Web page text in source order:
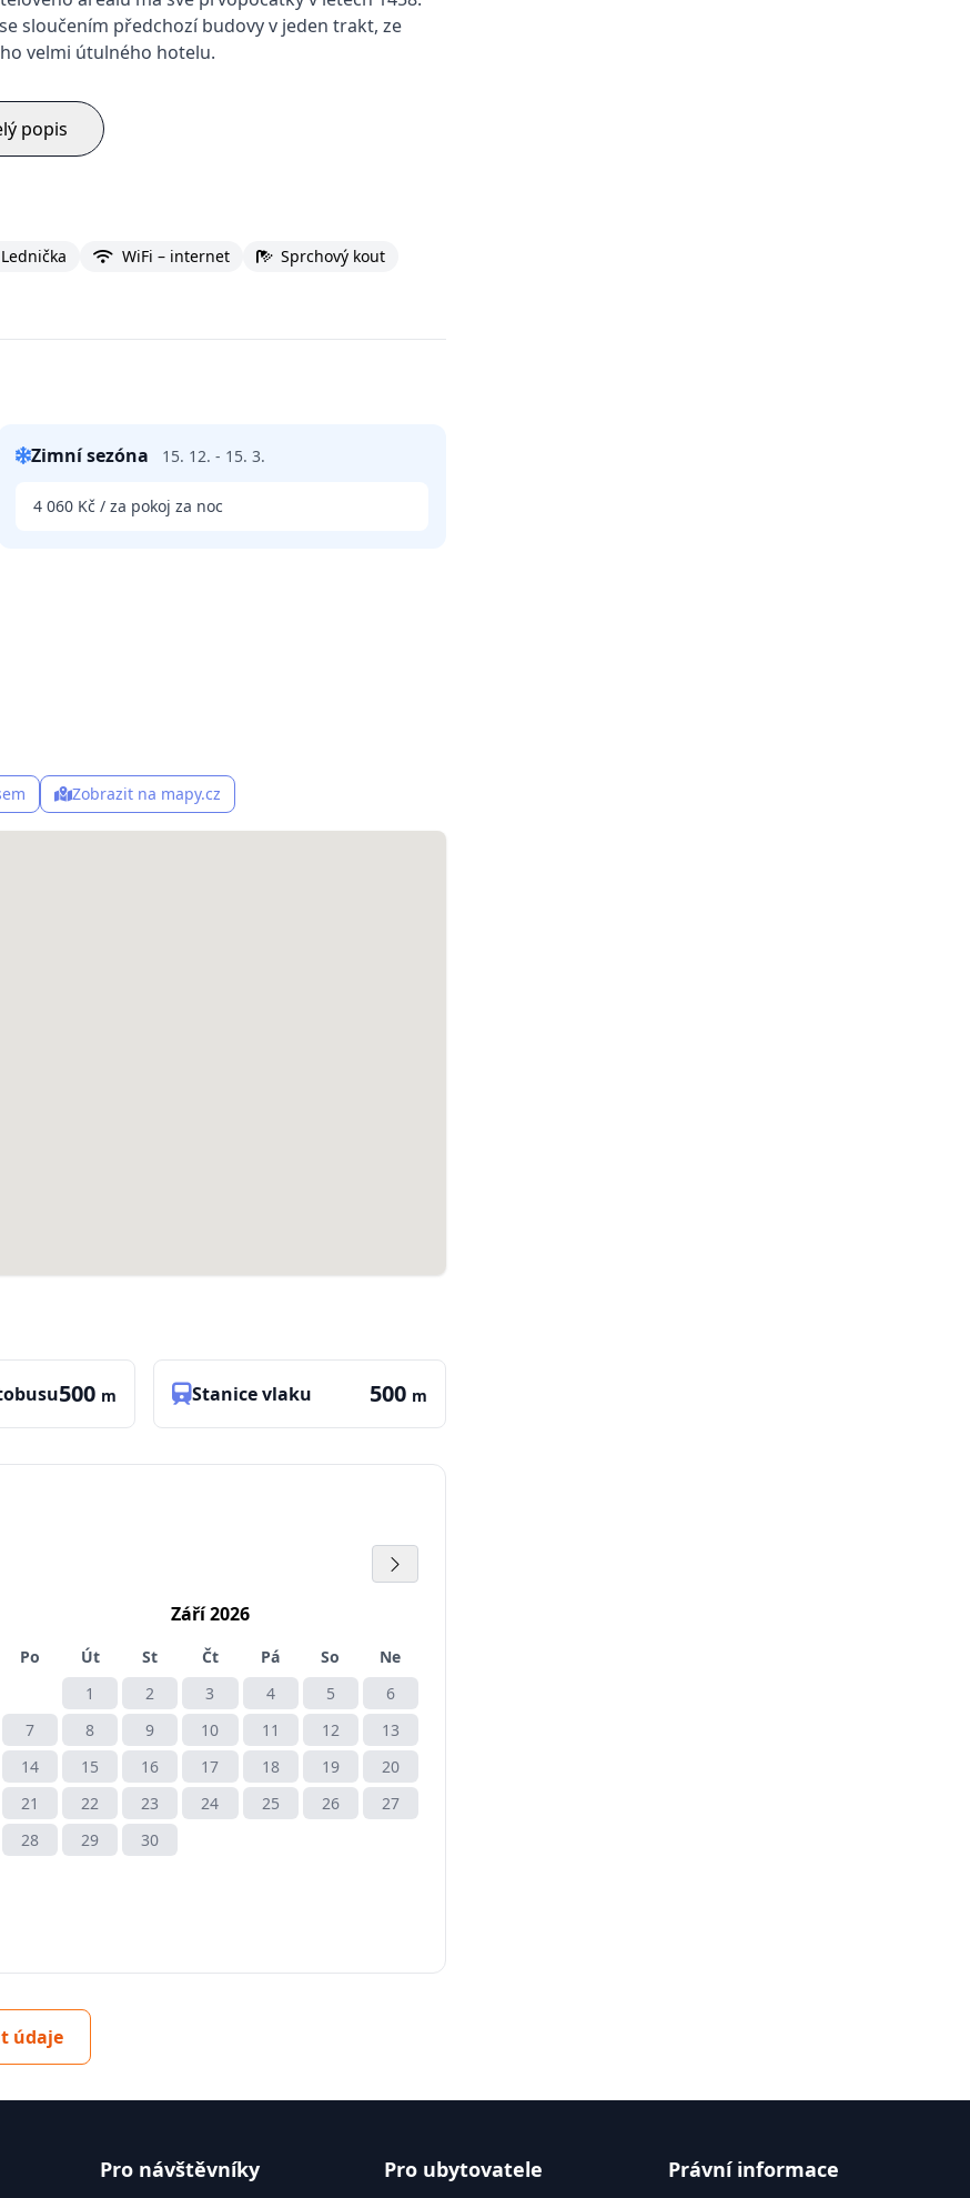
sloučením předchozí budovy v jeden trakt, ze
velmi útulného hotelu.
popis
Lednička WiFi – internet
Sprchový kout
Zimní sezóna 15. 12. - 15. 3.
4 060 Kč / za pokoj za noc
Zobrazit na mapy.cz
500 m Stanice vlaku 500 m
Září 2026
Po Út St Čt Pá So
Ne
1
2 3 4 5
6
7
8 9 10 11 12
13
14
15 16 17 18 19
20
21
22 23 24 25 26
27
28
29 30
údaje
Pro návštěvníky Pro ubytovatele Právní informace